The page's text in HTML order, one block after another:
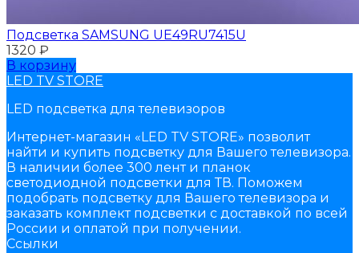
Подсветка SAMSUNG UЕ49RU7415U
1320 ₽
В корзину
LED TV STORE
LED подсветка для телевизоров
Интернет-магазин «LED TV STORE» позволит
найти и купить подсветку для Вашего телевизора.
В наличии более 300 лент и планок
светодиодной подсветки для ТВ. Поможем
подобрать подсветку для Вашего телевизора и
заказать комплект подсветки с доставкой по всей
России и оплатой при получении.
Ссылки